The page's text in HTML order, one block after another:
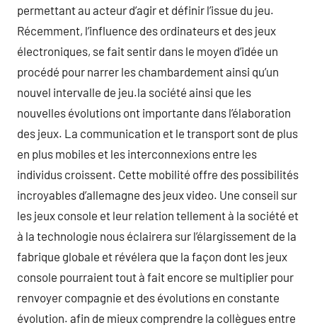
permettant au acteur d’agir et définir l’issue du jeu.
Récemment, l’influence des ordinateurs et des jeux
électroniques, se fait sentir dans le moyen d’idée un
procédé pour narrer les chambardement ainsi qu’un
nouvel intervalle de jeu.la société ainsi que les
nouvelles évolutions ont importante dans l’élaboration
des jeux. La communication et le transport sont de plus
en plus mobiles et les interconnexions entre les
individus croissent. Cette mobilité offre des possibilités
incroyables d’allemagne des jeux video. Une conseil sur
les jeux console et leur relation tellement à la société et
à la technologie nous éclairera sur l’élargissement de la
fabrique globale et révélera que la façon dont les jeux
console pourraient tout à fait encore se multiplier pour
renvoyer compagnie et des évolutions en constante
évolution. afin de mieux comprendre la collègues entre